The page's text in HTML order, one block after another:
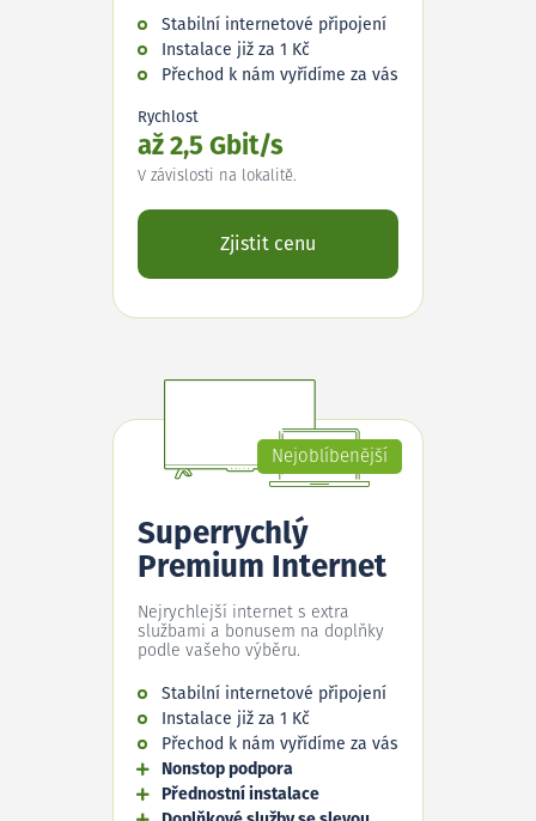
Stabilní internetové připojení
Instalace již za 1 Kč
Přechod k nám vyřídíme za vás
Rychlost
až 2,5 Gbit/s
V závislosti na lokalitě.
Zjistit cenu
Nejoblíbenější
Superrychlý
Premium Internet
Nejrychlejší internet s extra
službami a bonusem na doplňky
podle vašeho výběru.
Stabilní internetové připojení
Instalace již za 1 Kč
Přechod k nám vyřídíme za vás
Nonstop podpora
Přednostní instalace